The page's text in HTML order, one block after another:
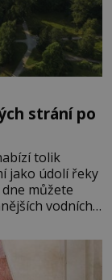
strání po
tolik
jako údolí řeky
můžete
vodních
památek ve